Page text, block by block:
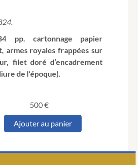
pp. cartonnage papier
armes royales frappées sur
filet doré d’encadrement
de l’époque).
500€
quantitéAjouter au panier